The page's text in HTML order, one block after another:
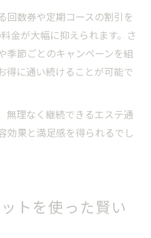
回数券や定期コースの割引を
金が大幅に抑えられます。さ
季節ごとのキャンペーンを組
得に通い続けることが可能で
無理なく継続できるエステ通
効果と満足感を得られるでし
トを使った賢い